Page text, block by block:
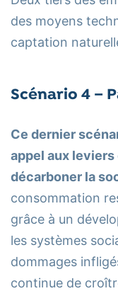
des moyens
captation
Scénario 4 –
Ce dernier
appel aux
décarboner la
consommation
grâce à un
les systèmes
dommages
continue de